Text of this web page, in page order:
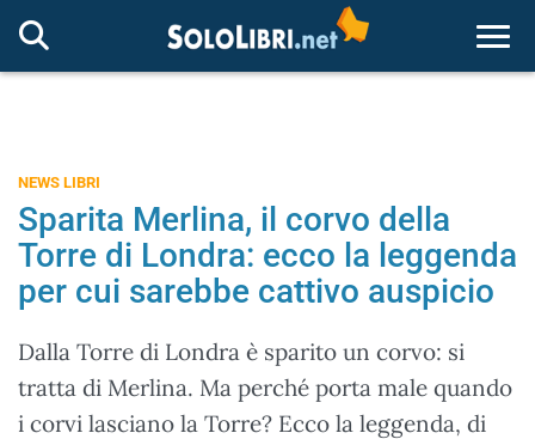
NEWS LIBRI
Sparita Merlina, il corvo della
Torre di Londra: ecco la leggenda
per cui sarebbe cattivo auspicio
Dalla Torre di Londra è sparito un corvo: si
tratta di Merlina. Ma perché porta male quando
i corvi lasciano la Torre? Ecco la leggenda, di